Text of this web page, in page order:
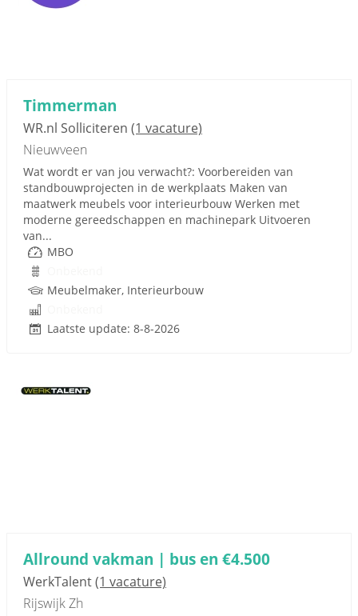
Timmerman
WR.nl Solliciteren (1 vacature)
Nieuwveen
Wat wordt er van jou verwacht?: Voorbereiden van
standbouwprojecten in de werkplaats Maken van
maatwerk meubels voor interieurbouw Werken met
moderne gereedschappen en machinepark Uitvoeren
van...
MBO
Meubelmaker, Interieurbouw
Laatste update: 8-8-2026
Allround vakman | bus en €4.500
WerkTalent(1 vacature)
Rijswijk Zh